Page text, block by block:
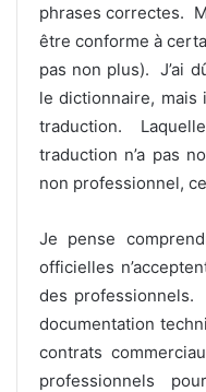
phrases correctes.
être conforme à
pas non plus). J’ai
le dictionnaire, mais
traduction.
traduction n’a pas
non professionnel,
Je pense
officielles
des professionnels.
documentation
contrats
professionnels